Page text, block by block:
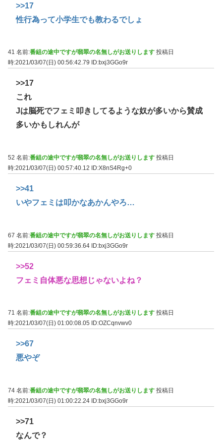
>>17
性行為って小学生でも教わるでしょ
41 名前:番組の途中ですが翡翠の名無しがお送りします 投稿日
時:2021/03/07(日) 00:56:42.79
ID:bxj3GGo9r
>>17
これ
Jは脳死でフェミ叩きしてるような奴が多いから賛成
多いかもしれんが
52 名前:番組の途中ですが翡翠の名無しがお送りします 投稿日
時:2021/03/07(日) 00:57:40.12
ID:X8nS4Rg+0
>>41
いやフェミは叩かなあかんやろ…
67 名前:番組の途中ですが翡翠の名無しがお送りします 投稿日
時:2021/03/07(日) 00:59:36.64 ID:bxj3GGo9r
>>52
フェミ自体悪な思想じゃないよね？
71 名前:番組の途中ですが翡翠の名無しがお送りします 投稿日
時:2021/03/07(日) 01:00:08.05
ID:OZCqnvwv0
>>67
悪やぞ
74 名前:番組の途中ですが翡翠の名無しがお送りします 投稿日
時:2021/03/07(日) 01:00:22.24 ID:bxj3GGo9r
>>71
なんで？